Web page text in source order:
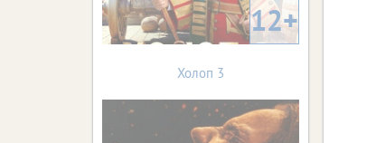
12+
Холоп 3